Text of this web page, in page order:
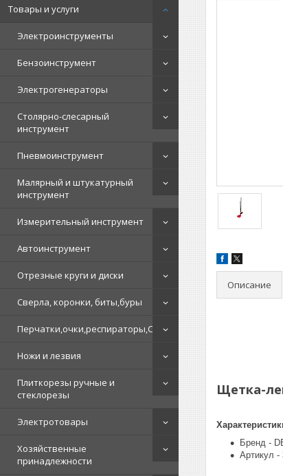
Товары и услуги
Электроинструменты
Бензоинструмент
Электрогенераторы
Столярно-слесарный
инструмент
Пневмоинструмент
Малярный и штукатурный
инструмент
Измерительный инструмент
Автоинструмент
Отрезные круги и диски
Сверла, коронки, биты,буры
Перчатки,очки,респираторы,СИЗ
Ножи и лезвия
Плиткорезы ручные и
стеклорезы
Электротовары
Хозяйственные
принадлежности
Описание
Щетка-
Бренд -
Артикул -